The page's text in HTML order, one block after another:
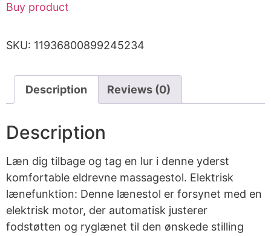
Buy product
SKU: 11936800899245234
Description Reviews (0)
Description
Læn dig tilbage og tag en lur i denne yderst
komfortable eldrevne massagestol. Elektrisk
lænefunktion: Denne lænestol er forsynet med en
elektrisk motor, der automatisk justerer
fodstøtten og ryglænet til den ønskede stilling